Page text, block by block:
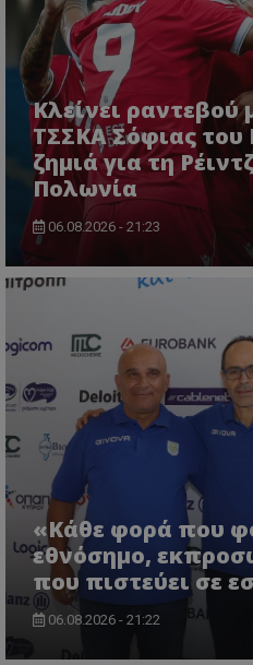
Κλείνει
ΤΣΣΚΑ Σόφιας του
ζημιά για τη
Πολωνία
06.08.2026 - 21:23
«Κάθε φορά που
εθνόσημο,
που πιστεύει σε
06.08.2026 - 21:22